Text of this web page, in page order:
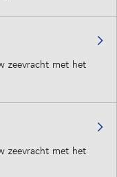
zeevracht met het
zeevracht met het